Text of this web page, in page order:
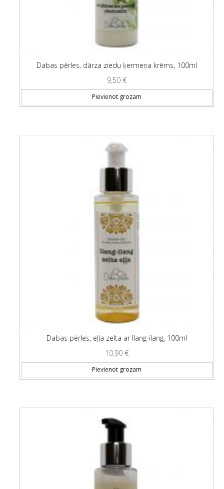
Dabas pērles, dārza ziedu ķermeņa krēms, 100ml
9,50 €
Pievienot grozam
Dabas pērles, eļļa zelta ar Ilang-ilang, 100ml
10,90 €
Pievienot grozam